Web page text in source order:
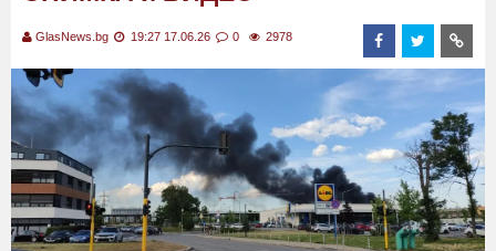
GlasNews.bg 19:27 17.06.26 0 2978